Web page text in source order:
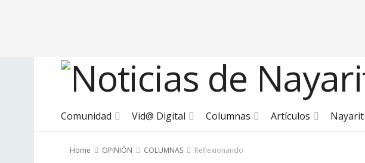
Comunidad Vid@ Digital Columnas Artículos Nayarit
Home OPINIÓN COLUMNAS Reflexionando